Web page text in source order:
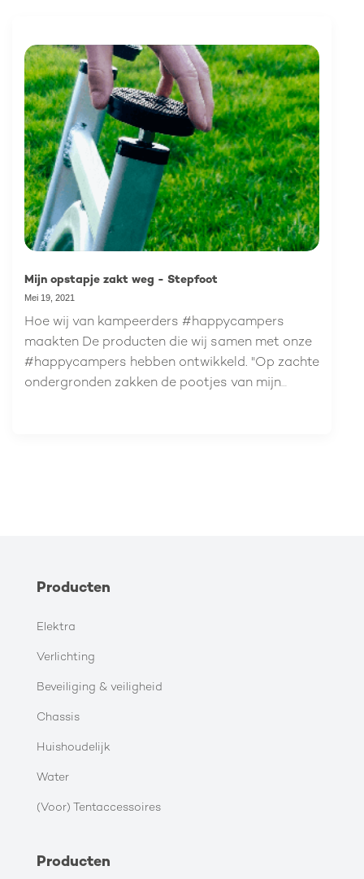
Mijn opstapje zakt weg - Stepfoot
Mei 19, 2021
Hoe wij van kampeerders #happycampers
maakten De producten die wij samen met onze
#happycampers hebben ontwikkeld. "Op zachte
ondergronden zakken de pootjes van mijn
Producten
Elektra
Verlichting
Beveiliging & veiligheid
Chassis
Huishoudelijk
Water
(Voor) Tentaccessoires
Producten